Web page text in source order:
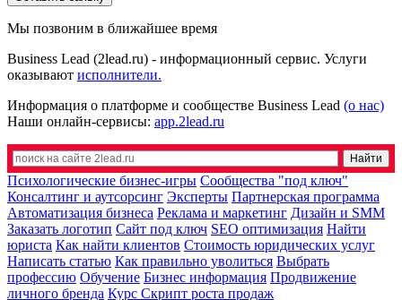
Мы позвоним в ближайшее время
Business Lead (2lead.ru) - информационный сервис. Услуги
оказывают исполнители.
Информация о платформе и сообществе Business Lead (о нас)
Наши онлайн-сервисы: app.2lead.ru
Психологические бизнес-игры Сообщества "под ключ"
Консалтинг и аутсорсинг Эксперты Партнерская программа
Автоматизация бизнеса Реклама и маркетинг Дизайн и SMM
Заказать логотип Сайт под ключ SEO оптимизация Найти
юриста Как найти клиентов Стоимость юридических услуг
Написать статью Как правильно уволиться Выбрать
профессию Обучение Бизнес информация Продвижение
личного бренда Курс Скрипт роста продаж